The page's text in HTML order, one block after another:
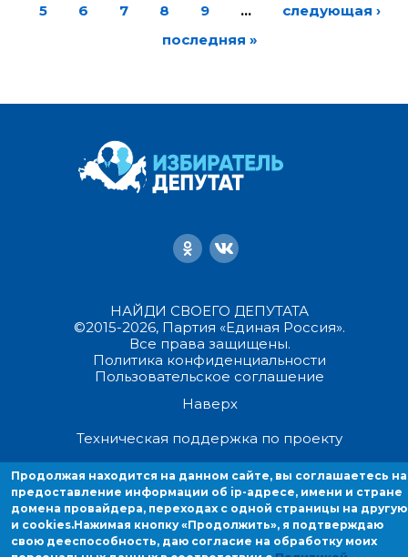
5
6 7 8 9 …
следующая ›
последняя »
НАЙДИ СВОЕГО ДЕПУТАТА
©2015-2026, Партия «Единая Россия».
Все права защищены.
Политика конфиденциальности
Пользовательское соглашение
Наверх
Техническая поддержка по проекту
Продолжая находиться на данном сайте, вы соглашаетесь на
предоставление информации об ip-адресе, имени и стране домена
провайдера, переходах с одной страницы на другую и cookies.
Продолжая находится на данном сайте, вы соглашаетесь на
предоставление информации об ip-адресе, имени и стране
домена провайдера, переходах с одной страницы на другую
и cookies.Нажимая кнопку «Продолжить», я подтверждаю
свою дееспособность, даю согласие на обработку моих